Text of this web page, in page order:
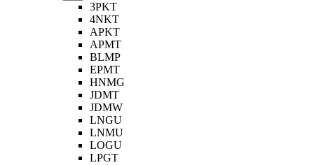
3PKT
4NKT
APKT
APMT
BLMP
EPMT
HNMG
JDMT
JDMW
LNGU
LNMU
LOGU
LPGT